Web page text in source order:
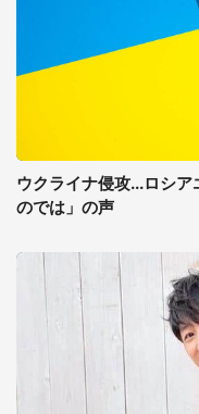
ウクライナ侵攻...ロシ
のでは」の声